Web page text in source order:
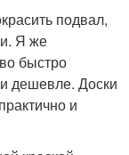
подвал,
Я же
быстро
дешевле. Доски
и